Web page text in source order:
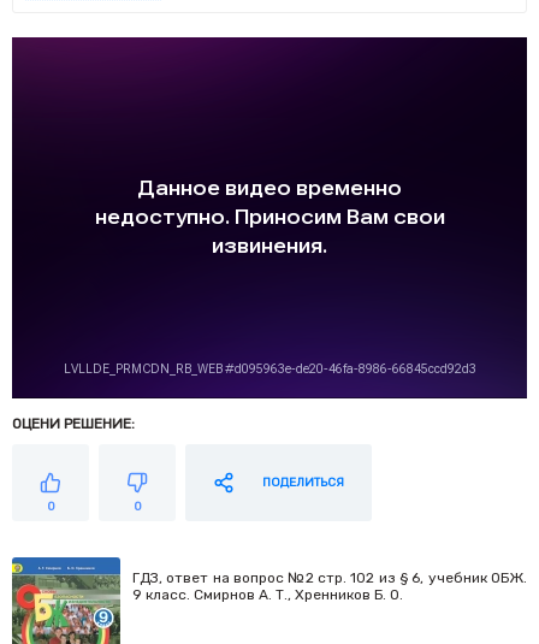
ОЦЕНИ РЕШЕНИЕ:
0 0
ПОДЕЛИТЬСЯ
ГДЗ, ответ на вопрос №2 стр. 102 из § 6, учебник ОБЖ.
9 класс. Смирнов А. Т., Хренников Б. О.